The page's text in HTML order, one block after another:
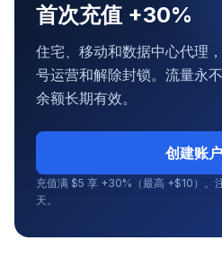
首次充值 +30%
住宅、移动和数据中心代理
号运营和解除封锁。流量永
余额长期有效。
创建账户
充值满 $5 享 +30%（最高 +$10）。
天。